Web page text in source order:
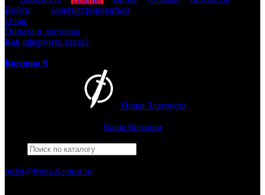
Войти
зарегистрироваться
О нас
Оплата и доставка
Как оформить заказ?
Корзина 0
Ножи Златоуста
Ваша Корзина
order@from-zlatoust.ru